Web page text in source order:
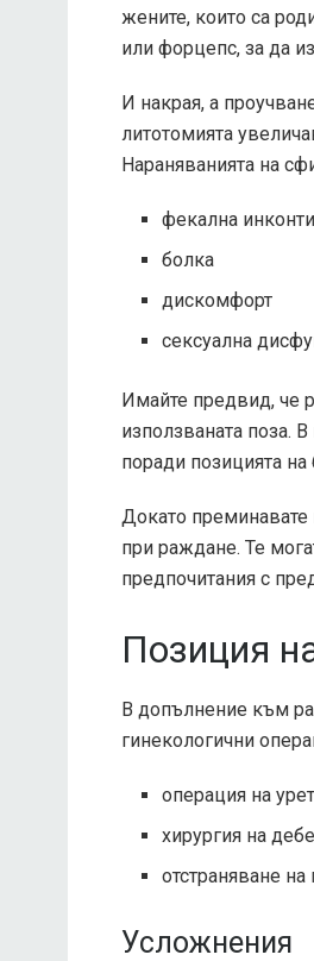
жените, които са
или форцепс, за да
И накрая, а
литотомията
Нараняванията на
фекална
болка
дискомфорт
сексуална
Имайте предвид, че
използваната поза.
поради позицията
Докато преминавате
при раждане. Те
предпочитания с
Позиция
В допълнение към
гинекологични
операция на
хирургия на
отстраняване
Усложнения